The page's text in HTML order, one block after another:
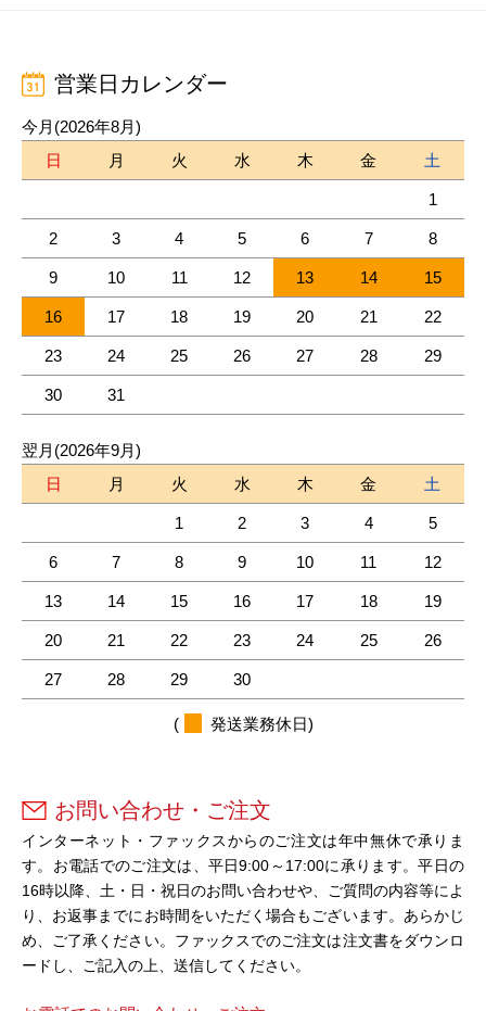
営業日カレンダー
今月(2026年8月)
日
月 火 水 木 金 土
1
2 3 4 5 6 7 8
9 10 11 12 13 14 15
16 17 18 19 20 21 22
23 24 25 26 27 28 29
30 31
翌月(2026年9月)
日
月 火 水 木 金 土
1 2 3 4 5
6 7 8 9 10 11 12
13 14 15 16 17 18 19
20 21 22 23 24 25 26
27 28 29 30
( 発送業務休日)
お問い合わせ・ご注文
インターネット・ファックスからのご注文は年中無休で承りま
す。お電話でのご注文は、平日9:00～17:00に承ります。平日の
16時以降、土・日・祝日のお問い合わせや、ご質問の内容等によ
り、お返事までにお時間をいただく場合もございます。あらかじ
め、ご了承ください。ファックスでのご注文は注文書をダウンロ
ードし、ご記入の上、送信してください。